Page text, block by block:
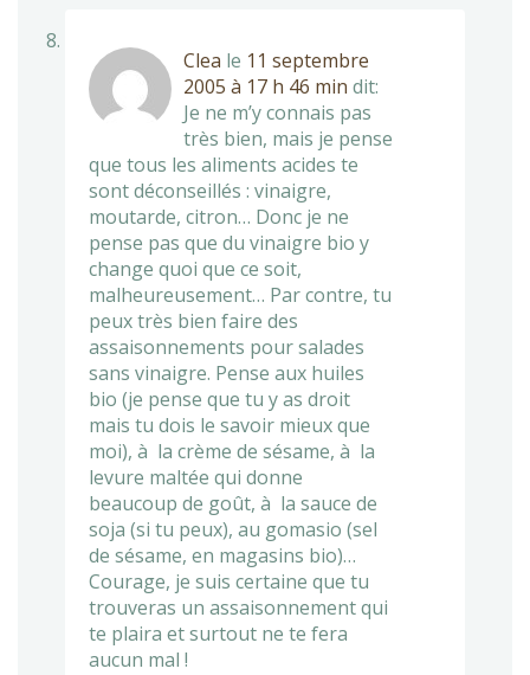
Clea le 11 septembre
2005 à 17 h 46 min dit:
Je ne m’y connais pas
très bien, mais je pense
que tous les aliments acides te
sont déconseillés : vinaigre,
moutarde, citron… Donc je ne
pense pas que du vinaigre bio y
change quoi que ce soit,
malheureusement… Par contre, tu
peux très bien faire des
assaisonnements pour salades
sans vinaigre. Pense aux huiles
bio (je pense que tu y as droit
mais tu dois le savoir mieux que
moi), à la crème de sésame, à la
levure maltée qui donne
beaucoup de goût, à la sauce de
soja (si tu peux), au gomasio (sel
de sésame, en magasins bio)…
Courage, je suis certaine que tu
trouveras un assaisonnement qui
te plaira et surtout ne te fera
aucun mal !